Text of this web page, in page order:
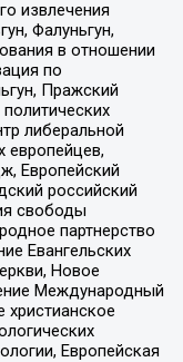
извлечения
Фалуньгун,
в отношении
по
Пражский
либеральной
европейцев,
Европейский
российский
свободы
партнерство
Евангельских
Новое
Международный
Европейская